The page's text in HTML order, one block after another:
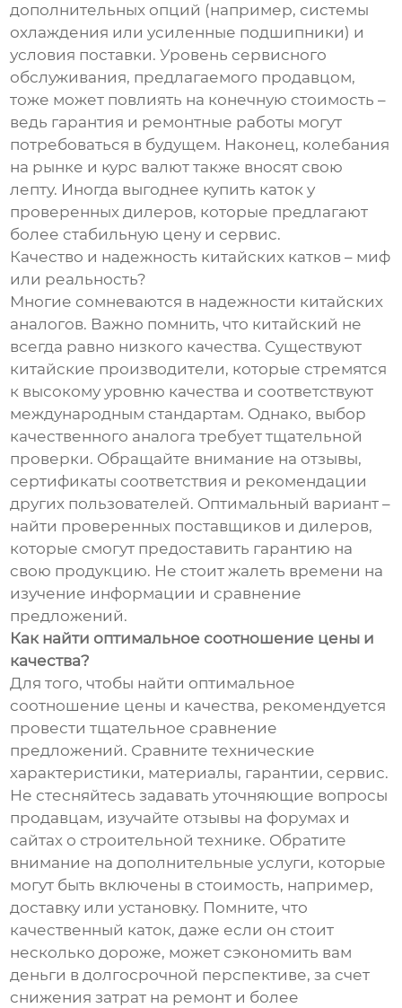
дополнительных опций (например, системы
охлаждения или усиленные подшипники) и
условия поставки. Уровень сервисного
обслуживания, предлагаемого продавцом,
тоже может повлиять на конечную стоимость –
ведь гарантия и ремонтные работы могут
потребоваться в будущем. Наконец, колебания
на рынке и курс валют также вносят свою
лепту. Иногда выгоднее купить каток у
проверенных дилеров, которые предлагают
более стабильную цену и сервис.
Качество и надежность китайских катков – миф
или реальность?
Многие сомневаются в надежности китайских
аналогов. Важно помнить, что китайский не
всегда равно низкого качества. Существуют
китайские производители, которые стремятся
к высокому уровню качества и соответствуют
международным стандартам. Однако, выбор
качественного аналога требует тщательной
проверки. Обращайте внимание на отзывы,
сертификаты соответствия и рекомендации
других пользователей. Оптимальный вариант –
найти проверенных поставщиков и дилеров,
которые смогут предоставить гарантию на
свою продукцию. Не стоит жалеть времени на
изучение информации и сравнение
предложений.
Как найти оптимальное соотношение цены и
качества?
Для того, чтобы найти оптимальное
соотношение цены и качества, рекомендуется
провести тщательное сравнение
предложений. Сравните технические
характеристики, материалы, гарантии, сервис.
Не стесняйтесь задавать уточняющие вопросы
продавцам, изучайте отзывы на форумах и
сайтах о строительной технике. Обратите
внимание на дополнительные услуги, которые
могут быть включены в стоимость, например,
доставку или установку. Помните, что
качественный каток, даже если он стоит
несколько дороже, может сэкономить вам
деньги в долгосрочной перспективе, за счет
снижения затрат на ремонт и более